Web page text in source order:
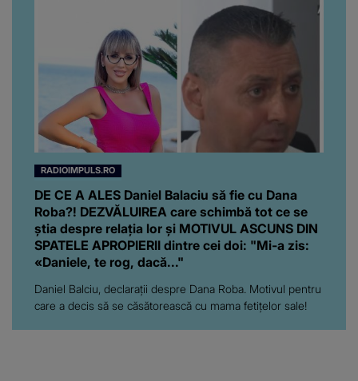
RADIOIMPULS.RO
DE CE A ALES Daniel Balaciu să fie cu Dana
Roba?! DEZVĂLUIREA care schimbă tot ce se
știa despre relația lor și MOTIVUL ASCUNS DIN
SPATELE APROPIERII dintre cei doi: "Mi-a zis:
«Daniele, te rog, dacă..."
Daniel Balciu, declarații despre Dana Roba. Motivul pentru
care a decis să se căsătorească cu mama fetițelor sale!